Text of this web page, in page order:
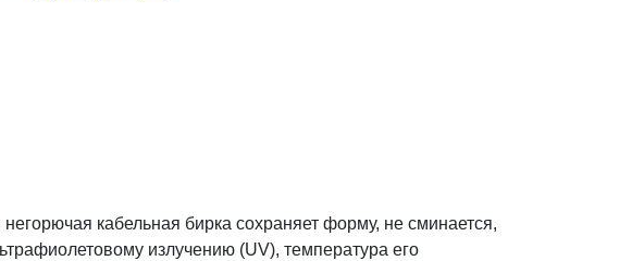
кабельная бирка сохраняет форму, не сминается,
излучению (UV), температура его